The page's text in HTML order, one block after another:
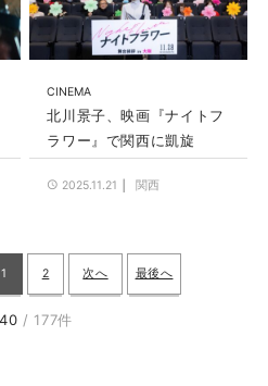
CINEMA
北川景子、映画『ナイトフ
ラワー』で関西に凱旋
2025.11.21 関西
1 2 次へ 最後へ
/ 177件